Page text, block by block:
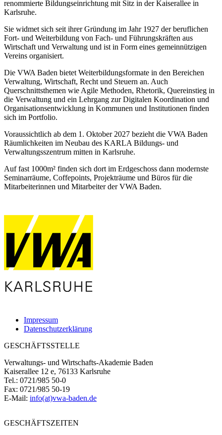
renommierte Bildungseinrichtung mit Sitz in der Kaiserallee in
Karlsruhe.
Sie widmet sich seit ihrer Gründung im Jahr 1927 der beruflichen
Fort- und Weiterbildung von Fach- und Führungskräften aus
Wirtschaft und Verwaltung und ist in Form eines gemeinnützigen
Vereins organisiert.
Die VWA Baden bietet Weiterbildungsformate in den Bereichen
Verwaltung, Wirtschaft, Recht und Steuern an. Auch
Querschnittsthemen wie Agile Methoden, Rhetorik, Quereinstieg in
die Verwaltung und ein Lehrgang zur Digitalen Koordination und
Organisationsentwicklung in Kommunen und Institutionen finden
sich im Portfolio.
Voraussichtlich ab dem 1. Oktober 2027 bezieht die VWA Baden
Räumlichkeiten im Neubau des KARLA Bildungs- und
Verwaltungsszentrum mitten in Karlsruhe.
Auf fast 1000m² finden sich dort im Erdgeschoss dann modernste
Seminarräume, Coffepoints, Projekträume und Büros für die
Mitarbeiterinnen und Mitarbeiter der VWA Baden.
Impressum
Datenschutzerklärung
GESCHÄFTSSTELLE
Verwaltungs- und Wirtschafts-Akademie Baden
Kaiserallee 12 e, 76133 Karlsruhe
Tel.: 0721/985 50-0
Fax: 0721/985 50-19
E-Mail: info(at)vwa-baden.de
GESCHÄFTSZEITEN